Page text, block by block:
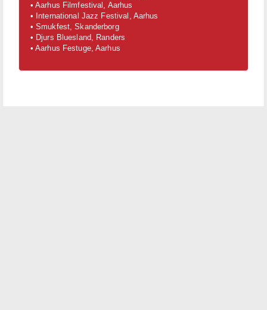
• Aarhus Filmfestival, Aarhus
• International Jazz Festival, Aarhus
• Smukfest, Skanderborg
• Djurs Bluesland, Randers
• Aarhus Festuge, Aarhus